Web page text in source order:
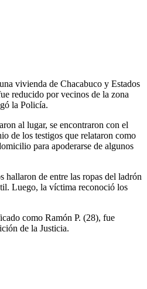
vivienda de Chacabuco y Estados
reducido por vecinos de la zona
la Policía.
al lugar, se encontraron con el
de los testigos que relataron como
para apoderarse de algunos
hallaron de entre las ropas del ladrón
Luego, la víctima reconoció los
como Ramón P. (28), fue
de la Justicia.